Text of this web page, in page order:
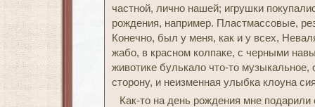
частной, лично нашей; игрушки
рождения, например. Пластмассовые,
Конечно, был у меня, как и у всех,
жабо, в красном колпаке, с черными
животике булькало что-то музыкальное,
сторону, и неизменная улыбка клоуна
Как-то на день рождения мне подарили